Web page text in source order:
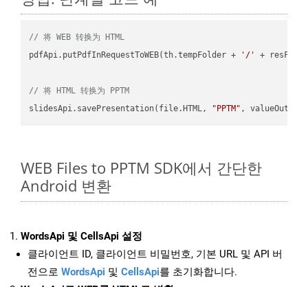
// 将 WEB 转换为 HTML
pdfApi.putPdfInRequestToWEB(th.tempFolder +
'/' +
// 将 HTML 转换为 PPTM
slidesApi.savePresentation(file.HTML,
"PPTM"
WEB Files to PPTM SDK에서 간단한
Android 변환
WordsApi 및 CellsApi 설정
클라이언트 ID, 클라이언트 비밀번호, 기본 URL 및 API 버
전으로 WordsApi 및 CellsApi를 초기화합니다.